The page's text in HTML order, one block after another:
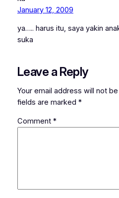
January 12, 2009
ya….. harus itu, saya yakin
suka
Leave a Reply
Your email address will not
fields are marked *
Comment *